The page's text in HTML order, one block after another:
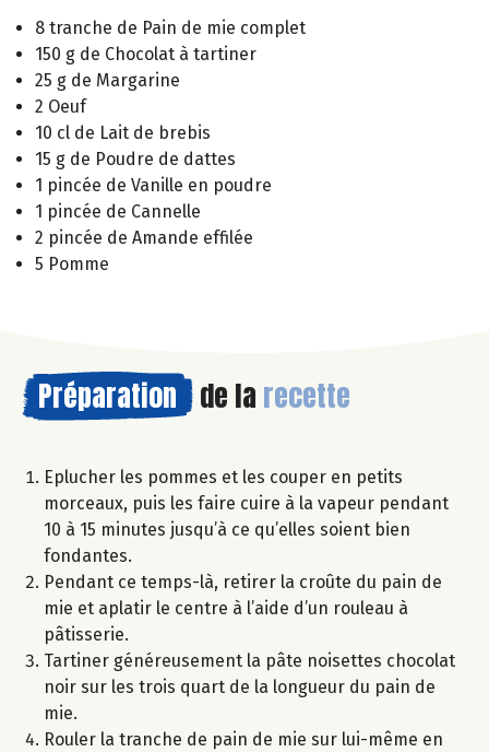
8 tranche de Pain de mie complet
150 g de Chocolat à tartiner
25 g de Margarine
2 Oeuf
10 cl de Lait de brebis
15 g de Poudre de dattes
1 pincée de Vanille en poudre
1 pincée de Cannelle
2 pincée de Amande effilée
5 Pomme
Préparation de la recette
Eplucher les pommes et les couper en petits
morceaux, puis les faire cuire à la vapeur pendant
10 à 15 minutes jusqu’à ce qu’elles soient bien
fondantes.
Pendant ce temps-là, retirer la croûte du pain de
mie et aplatir le centre à l’aide d’un rouleau à
pâtisserie.
Tartiner généreusement la pâte noisettes chocolat
noir sur les trois quart de la longueur du pain de
mie.
Rouler la tranche de pain de mie sur lui-même en